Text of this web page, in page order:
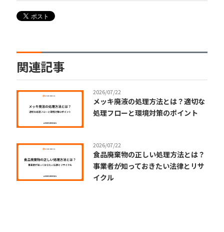
関連記事
2026/07/22
メッキ廃液の処理方法とは？適切な
処理フローと環境対策のポイント
2026/07/22
食品廃棄物の正しい処理方法とは？
事業者が知っておきたい法律とリサ
イクル